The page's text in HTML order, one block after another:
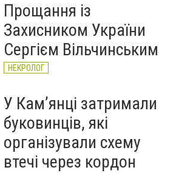
Прощання із
Захисником України
Сергієм Вільчинським
НЕКРОЛОГ
У Кам’янці затримали
буковинців, які
організували схему
втечі через кордон